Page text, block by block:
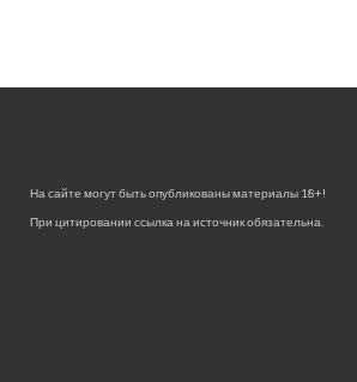
На сайте могут быть опубликованы материалы 18+!
При цитировании ссылка на источник обязательна.